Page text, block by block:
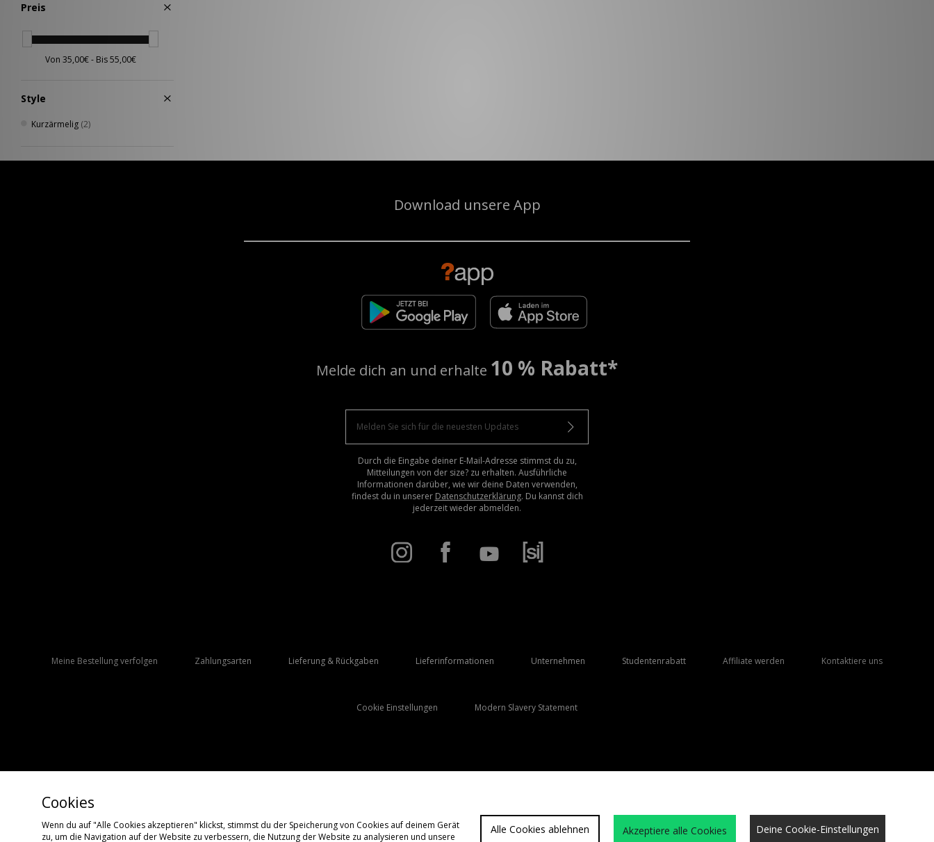
Preis
Style
Kurzärmelig (2)
Download unsere App
Melde dich an und erhalte 10 % Rabatt*
Durch die Eingabe deiner E-Mail-Adresse stimmst du zu,
Mitteilungen von der size? zu erhalten. Ausführliche
Informationen darüber, wie wir deine Daten verwenden,
findest du in unserer Datenschutzerklärung. Du kannst dich
jederzeit wieder abmelden.
Meine Bestellung verfolgen Zahlungsarten Lieferung & Rückgaben Lieferinformationen Unternehmen Studentenrabatt Affiliate werden Kontaktiere uns
Cookie Einstellungen Modern Slavery Statement
Cookies
Wenn du auf "Alle Cookies akzeptieren" klickst, stimmst du der Speicherung von Cookies auf deinem Gerät
zu, um die Navigation auf der Website zu verbessern, die Nutzung der Website zu analysieren und unsere
Deine Cookie-Einstellungen
Akzeptiere alle Cookies
Alle Cookies ablehnen